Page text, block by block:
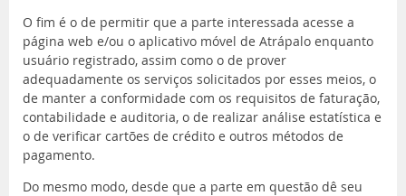
O fim é o de permitir que a parte interessada acesse a
página web e/ou o aplicativo móvel de Atrápalo enquanto
usuário registrado, assim como o de prover
adequadamente os serviços solicitados por esses meios, o
de manter a conformidade com os requisitos de faturação,
contabilidade e auditoria, o de realizar análise estatística e
o de verificar cartões de crédito e outros métodos de
pagamento.
Do mesmo modo, desde que a parte em questão dê seu